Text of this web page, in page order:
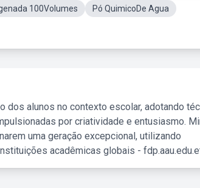
100Volumes
Pó QuimicoDe Agua
dos alunos no contexto escolar, adotando
por criatividade e entusiasmo.
uma geração excepcional, utilizando
acadêmicas globais -